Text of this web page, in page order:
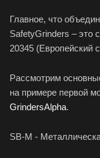
Главное, что
SafetyGrinders – это
20345 (Европейский
Рассмотрим
на примере первой
GrindersAlpha.
SB-M -